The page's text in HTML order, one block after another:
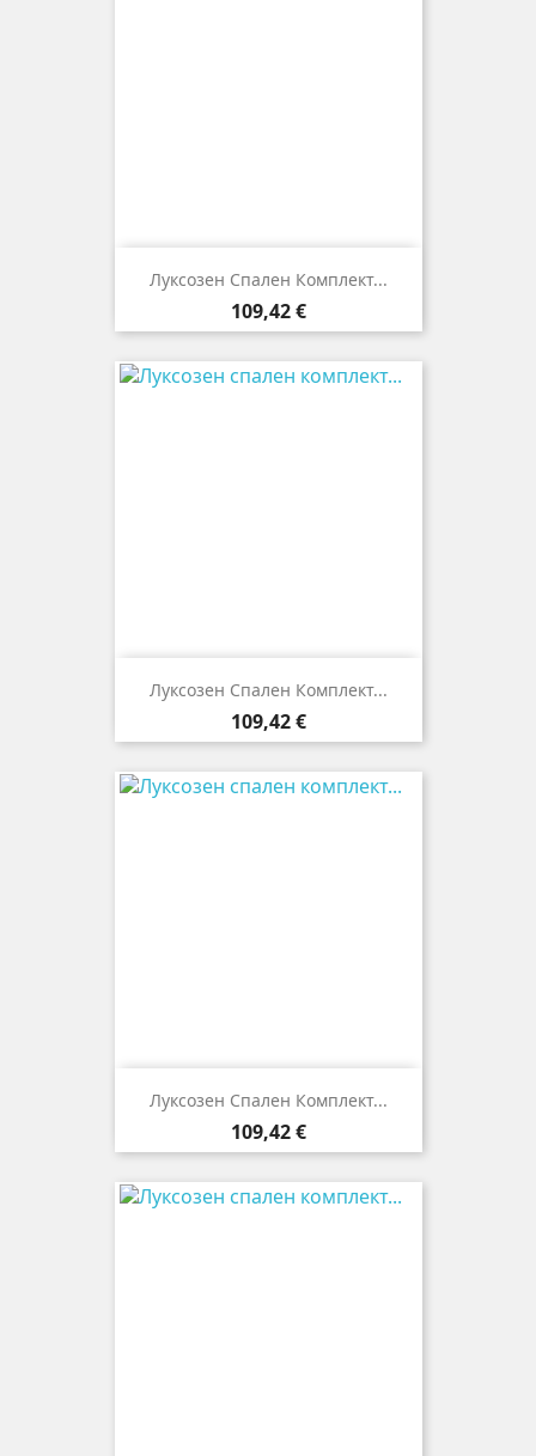
Луксозен Спален Комплект...
Цена
109,42 €
Луксозен Спален Комплект...
Цена
109,42 €
Луксозен Спален Комплект...
Цена
109,42 €